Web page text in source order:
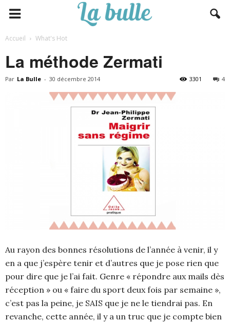
Accueil What's Hot
La méthode Zermati
Par La Bulle - 30 décembre 2014 4
3301
Au rayon des bonnes résolutions de l’année à venir, il y
en a que j’espère tenir et d’autres que je pose rien que
pour dire que je l’ai fait. Genre « répondre aux mails dès
réception » ou « faire du sport deux fois par semaine »,
c’est pas la peine, je SAIS que je ne le tiendrai pas. En
revanche, cette année, il y a un truc que je compte bien